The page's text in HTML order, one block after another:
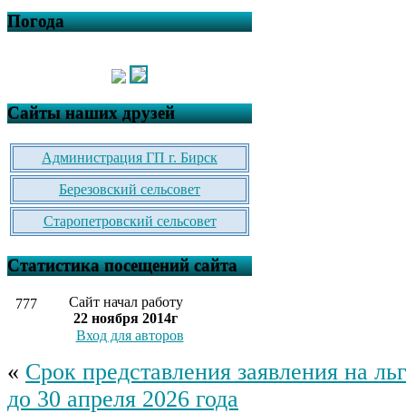
Погода
Сайты наших друзей
Администрация ГП г. Бирск
Березовский сельсовет
Старопетровский сельсовет
Статистика посещений сайта
777
Сайт начал работу
22 ноября 2014г
Вход для авторов
« Срок представления заявления на
до 30 апреля 2026 года